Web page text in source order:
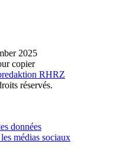
2025
copier
RHRZ
réservés.
données
médias sociaux